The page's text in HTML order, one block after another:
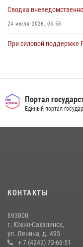
Сводка
24 июля 2026, 05:58
При силовой поддержке
оружия и 63 патрона
08 июля 2026, 06:41
Портал
Единый портал
КОНТАКТЫ
693000
г. Южно-Сахалинск,
ул. Ленина, д. 495
+ 7 (4242) 73-66-51